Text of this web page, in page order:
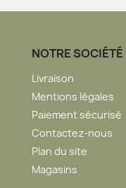
NOTRE SOCIÉTÉ
Livraison
Mentions légales
Paiement sécurisé
Contactez-nous
Plan du site
Magasins